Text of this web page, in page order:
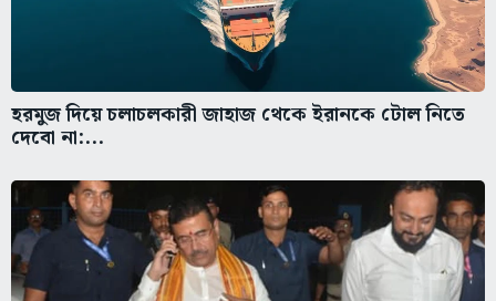
হরমুজ দিয়ে চলাচলকারী জাহাজ থেকে ইরানকে টোল নিতে
দেবো না:...